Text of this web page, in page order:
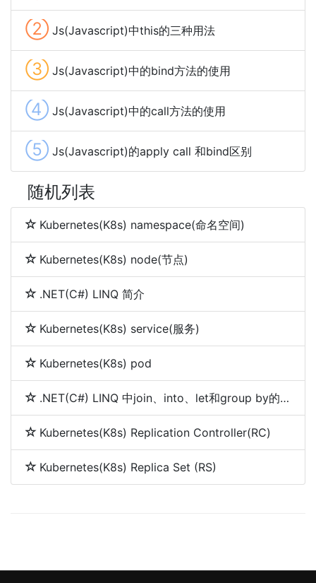
② Js(Javascript)中this的三种用法
③ Js(Javascript)中的bind方法的使用
④ Js(Javascript)中的call方法的使用
⑤ Js(Javascript)的apply call 和bind区别
随机列表
Kubernetes(K8s) namespace(命名空间)
Kubernetes(K8s) node(节点)
.NET(C#) LINQ 简介
Kubernetes(K8s) service(服务)
Kubernetes(K8s) pod
.NET(C#) LINQ 中join、into、let和group by的使用
Kubernetes(K8s) Replication Controller(RC)
Kubernetes(K8s) Replica Set (RS)